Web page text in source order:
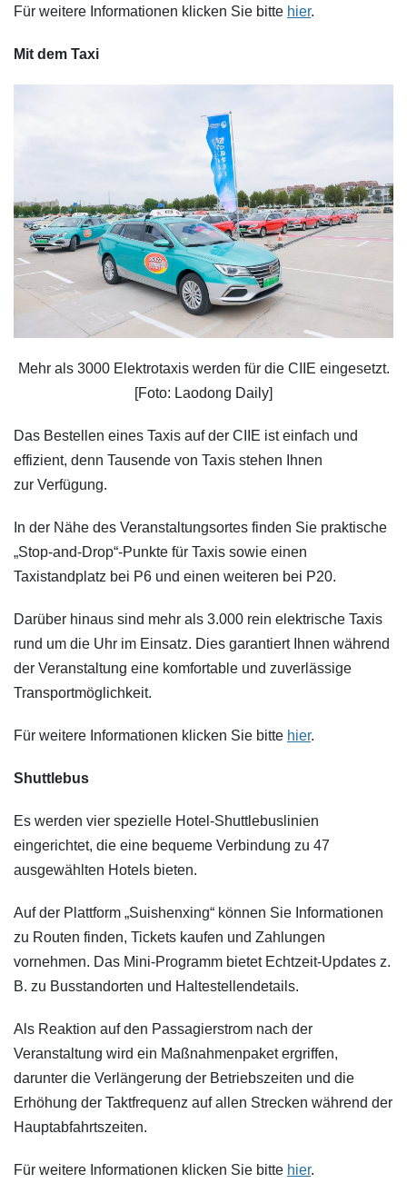
Für weitere Informationen klicken Sie bitte hier.
Mit dem Taxi
Mehr als 3000 Elektrotaxis werden für die CIIE eingesetzt.
[Foto: Laodong Daily]
Das Bestellen eines Taxis auf der CIIE ist einfach und
effizient, denn Tausende von Taxis stehen Ihnen
zur Verfügung.
In der Nähe des Veranstaltungsortes finden Sie praktische
„Stop-and-Drop“-Punkte für Taxis sowie einen
Taxistandplatz bei P6 und einen weiteren bei P20.
Darüber hinaus sind mehr als 3.000 rein elektrische Taxis
rund um die Uhr im Einsatz. Dies garantiert Ihnen während
der Veranstaltung eine komfortable und zuverlässige
Transportmöglichkeit.
Für weitere Informationen klicken Sie bitte hier.
Shuttlebus
Es werden vier spezielle Hotel-Shuttlebuslinien
eingerichtet, die eine bequeme Verbindung zu 47
ausgewählten Hotels bieten.
Auf der Plattform „Suishenxing“ können Sie Informationen
zu Routen finden, Tickets kaufen und Zahlungen
vornehmen. Das Mini-Programm bietet Echtzeit-Updates z.
B. zu Busstandorten und Haltestellendetails.
Als Reaktion auf den Passagierstrom nach der
Veranstaltung wird ein Maßnahmenpaket ergriffen,
darunter die Verlängerung der Betriebszeiten und die
Erhöhung der Taktfrequenz auf allen Strecken während der
Hauptabfahrtszeiten.
Für weitere Informationen klicken Sie bitte hier.